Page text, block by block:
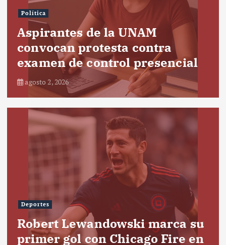
Política
Aspirantes de la UNAM
convocan protesta contra
examen de control presencial
agosto 2, 2026
Deportes
Robert Lewandowski marca su
primer gol con Chicago Fire en